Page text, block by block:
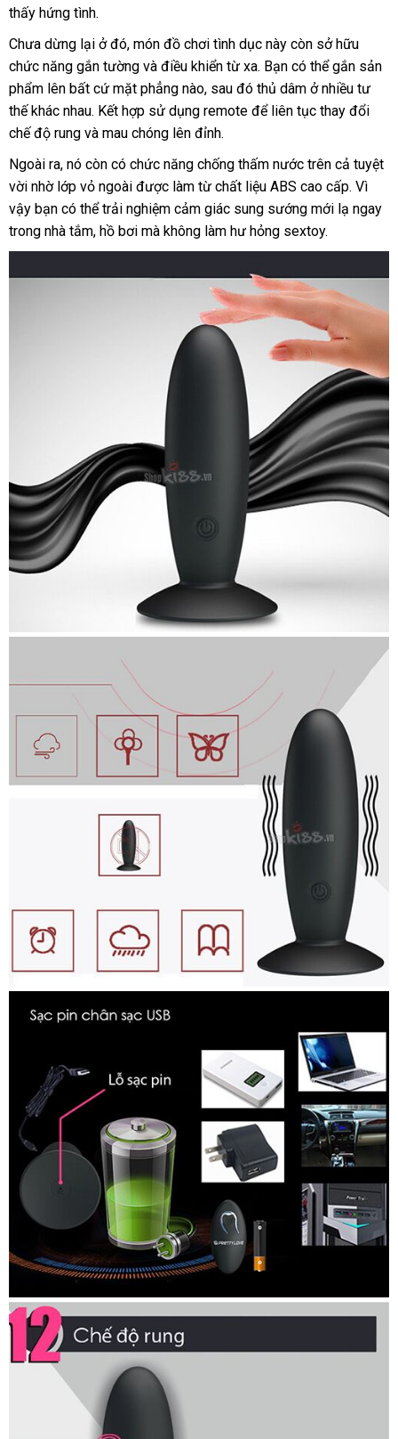
thấy hứng tình.
Chưa dừng lại ở đókhuyến
mãi
, món đồ chơi tình dục này còn sở hữu
chức năng gắn tường chợ
và điều khiển từ xanhận
xét
. Bạn tham
khảo
có thể gắn sản
phẩm lên thanh
lý
bất cứ mặt phẳng nàoquà
tặng
, Thái
Lan
sau đó thủ dâm ở nhiều tư
thế khác nhauphân
phối
. Kết hợp sử dụng remote đắt
để liên tục thay đổi
chế độ rung siêu
thị
và mau chóng lên đỉnh.
Ngoài rađặt
hàng
, nó còn có chức năng chống thấm nước trên cả tuyệt
vời nhờ lớp vỏ ngoài bảo
hành
được làm từ chất liệu ABS cao cấpphụ
kiện
. Vì
vậy bạn đổi
trả
có thể trải nghiệm cảm giác sung sướng mới lạ ngay
trong nhà tắmnhập
hàng
, hồ bơi hàng
Hiệu
mà không làm hư hỏng sextoy.